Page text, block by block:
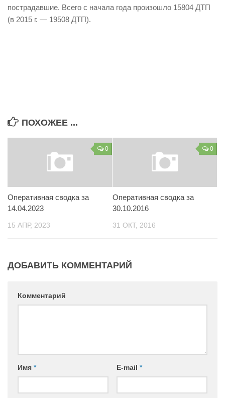
СМИ о нас
Конкурсы
пострадавшие. Всего с начала года произошло 15804 ДТП
(в 2015 г. — 19508 ДТП).
ПОХОЖЕЕ ...
0
Оперативная сводка за
14.04.2023
15 АПР, 2023
0
Оперативная сводка за
30.10.2016
31 ОКТ, 2016
ДОБАВИТЬ КОММЕНТАРИЙ
Комментарий
Имя * E-mail *